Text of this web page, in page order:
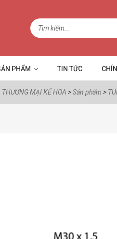
PHẨM TIN TỨC
MẠI KẾ HOA >Sản phẩm >